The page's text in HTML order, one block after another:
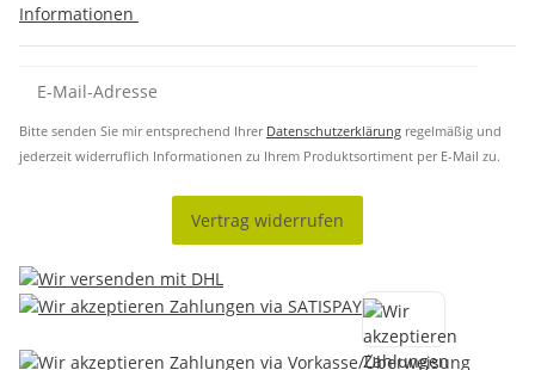
Informationen
Bitte senden Sie mir entsprechend Ihrer Datenschutzerklärung regelmäßig und
jederzeit widerruflich Informationen zu Ihrem Produktsortiment per E-Mail zu.
Vertrag widerrufen